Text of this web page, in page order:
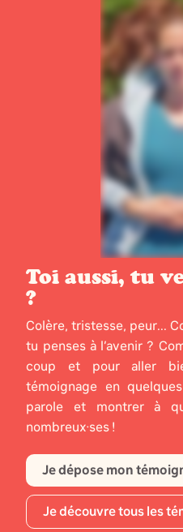
Toi aussi, tu
?
Colère, tristesse, peur...
tu penses à l’avenir ?
coup et pour aller
témoignage en
parole et montrer à
nombreux·ses !
Je dépose mon
Je découvre tous les